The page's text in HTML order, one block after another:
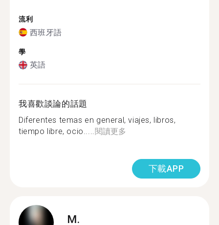
流利
西班牙語
學
英語
我喜歡談論的話題
Diferentes temas en general, viajes, libros,
tiempo libre, ocio.....閱讀更多
下載APP
M.